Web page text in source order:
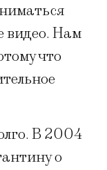
видео. Нам
что
В 2004
о